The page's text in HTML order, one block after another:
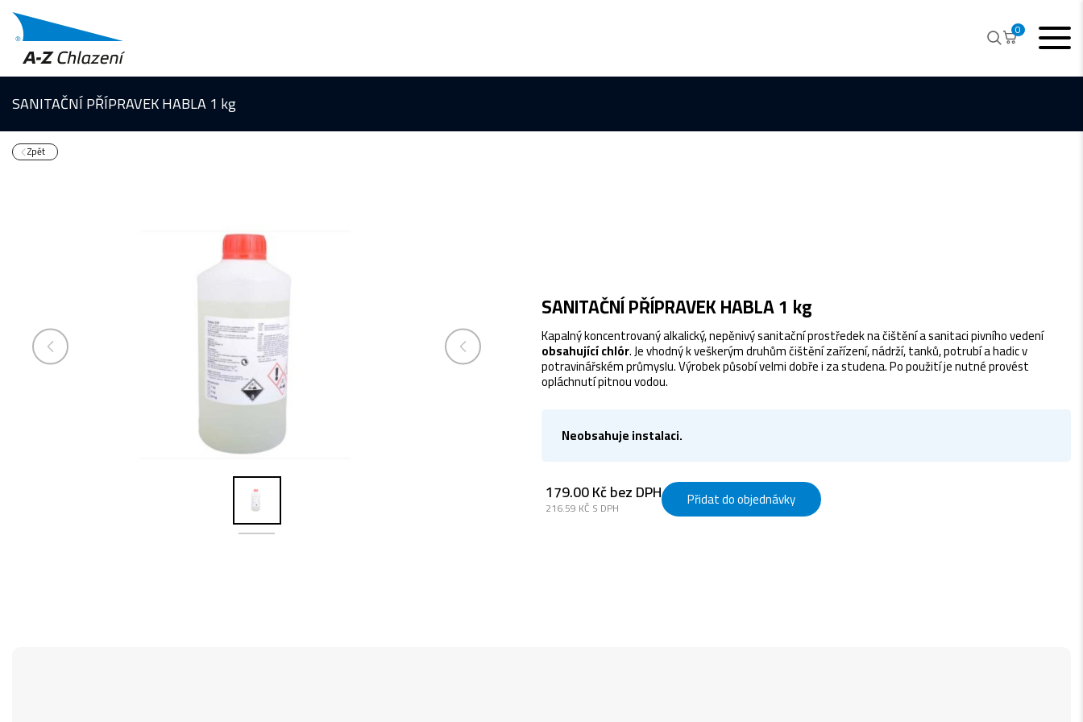
0
SANITAČNÍ PŘÍPRAVEK HABLA 1 kg
Zpět
SANITAČNÍ PŘÍPRAVEK HABLA 1 kg
Kapalný koncentrovaný alkalický, nepěnivý sanitační prostředek na čištění a sanitaci pivního vedení
obsahující chlór. Je vhodný k veškerým druhům čištění zařízení, nádrží, tanků, potrubí a hadic v
potravinářském průmyslu. Výrobek působí velmi dobře i za studena. Po použití je nutné provést
opláchnutí pitnou vodou.
Neobsahuje instalaci.
179.00 Kč bez DPH
216.59 KČ S DPH Přidat do objednávky